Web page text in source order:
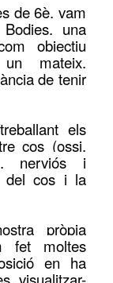
de 6è, vam
una
objectiu
mateix,
de tenir
els
cos (ossi,
nerviós i
del cos i la
pròpia
fet moltes
en ha